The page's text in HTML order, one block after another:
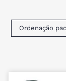
Ordenação